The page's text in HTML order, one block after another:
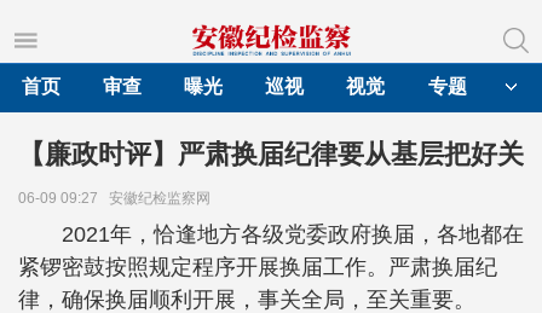
首页
审查 曝光 巡视 视觉 专题
【廉政时评】严肃换届纪律要从基层把好关
06-09 09:27 安徽纪检监察网
2021年，恰逢地方各级党委政府换届，各地都在
紧锣密鼓按照规定程序开展换届工作。严肃换届纪
律，确保换届顺利开展，事关全局，至关重要。